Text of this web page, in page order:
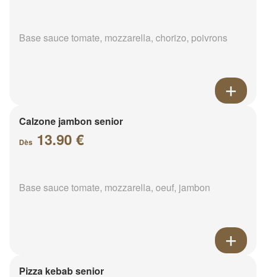
Base sauce tomate, mozzarella, chorizo, poivrons
Calzone jambon senior
Dès 13.90 €
Base sauce tomate, mozzarella, oeuf, jambon
Pizza kebab senior